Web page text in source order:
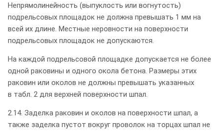
Непрямолинейность (выпуклость или вогнутость)
подрельсовых площадок не должна превышать 1 мм на
всей их длине. Местные неровности на поверхности
подрельсовых площадок не допускаются.
На каждой подрельсовой площадке допускается не более
одной раковины и одного окола бетона. Размеры этих
раковин или околов не должны превышать указанных
в табл. 2 для верхней поверхности шпал.
2.14. Заделка раковин и околов на поверхности шпал, а
также заделка пустот вокруг проволок на торцах шпал не